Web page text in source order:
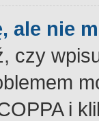
ale nie
czy
i